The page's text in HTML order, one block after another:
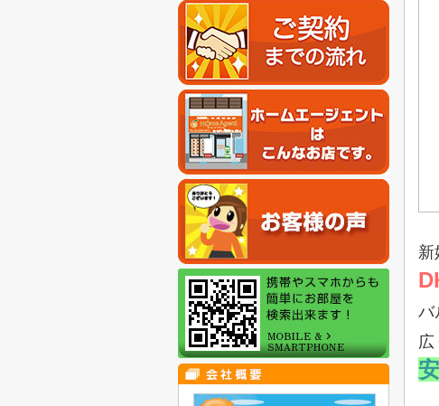
新
バ
広